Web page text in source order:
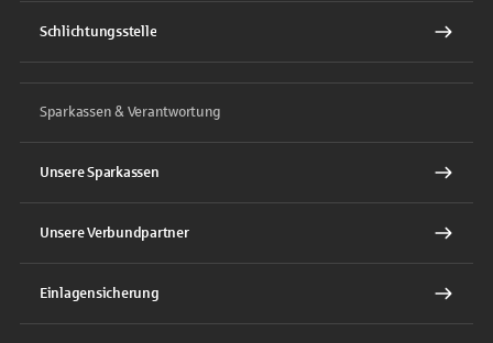
Schlichtungsstelle
Sparkassen & Verantwortung
Unsere Sparkassen
Unsere Verbundpartner
Einlagensicherung